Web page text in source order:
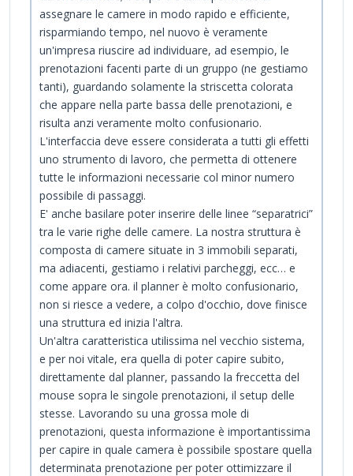
assegnare le camere in modo rapido e efficiente,
risparmiando tempo, nel nuovo è veramente
un'impresa riuscire ad individuare, ad esempio, le
prenotazioni facenti parte di un gruppo (ne gestiamo
tanti), guardando solamente la striscetta colorata
che appare nella parte bassa delle prenotazioni, e
risulta anzi veramente molto confusionario.
L'interfaccia deve essere considerata a tutti gli effetti
uno strumento di lavoro, che permetta di ottenere
tutte le informazioni necessarie col minor numero
possibile di passaggi.
E' anche basilare poter inserire delle linee “separatrici”
tra le varie righe delle camere. La nostra struttura è
composta di camere situate in 3 immobili separati,
ma adiacenti, gestiamo i relativi parcheggi, ecc… e
come appare ora. il planner è molto confusionario,
non si riesce a vedere, a colpo d'occhio, dove finisce
una struttura ed inizia l'altra.
Un'altra caratteristica utilissima nel vecchio sistema,
e per noi vitale, era quella di poter capire subito,
direttamente dal planner, passando la freccetta del
mouse sopra le singole prenotazioni, il setup delle
stesse. Lavorando su una grossa mole di
prenotazioni, questa informazione è importantissima
per capire in quale camera è possibile spostare quella
determinata prenotazione per poter ottimizzare il